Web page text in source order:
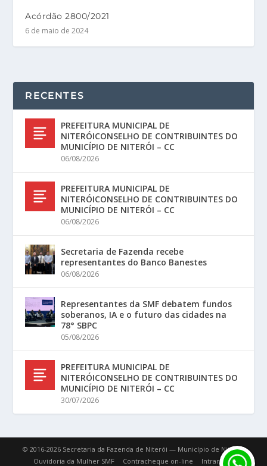
Acórdão 2800/2021
6 de maio de 2024
RECENTES
PREFEITURA MUNICIPAL DE
NITERÓICONSELHO DE CONTRIBUINTES DO
MUNICÍPIO DE NITERÓI – CC
06/08/2026
PREFEITURA MUNICIPAL DE
NITERÓICONSELHO DE CONTRIBUINTES DO
MUNICÍPIO DE NITERÓI – CC
06/08/2026
Secretaria de Fazenda recebe
representantes do Banco Banestes
06/08/2026
Representantes da SMF debatem fundos
soberanos, IA e o futuro das cidades na
78° SBPC
05/08/2026
PREFEITURA MUNICIPAL DE
NITERÓICONSELHO DE CONTRIBUINTES DO
MUNICÍPIO DE NITERÓI – CC
30/07/2026
© 2016-2026 Secretaria da Fazenda de Niterói — Município de Niterói.
Ouvidoria da Mulher SMF
Contracheque on-line Intranet